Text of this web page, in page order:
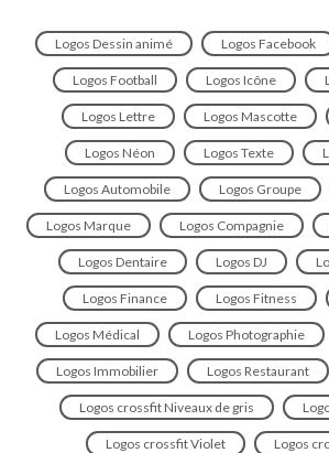
Logos Dessin animé Logos Facebook
Logos Football Logos Icône
Logos Lettre Logos Mascotte
Logos Néon Logos Texte
Logos Automobile Logos Groupe
Logos Marque Logos Compagnie
Logos Dentaire Logos DJ
Logos Finance Logos Fitness
Logos Médical Logos Photographie
Logos Immobilier Logos Restaurant
Logos crossfit Niveaux de gris
Logos crossfit Violet Logos